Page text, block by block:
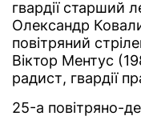
гвардії старший
Олександр
повітряний
Віктор Ментус
радист, гвардії
25-а повітряно-